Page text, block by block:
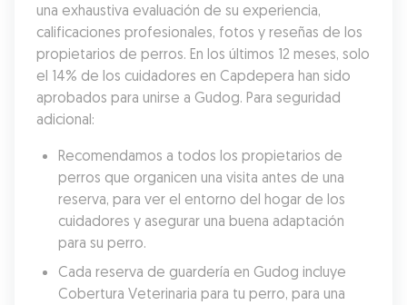
una exhaustiva evaluación de su experiencia,
calificaciones profesionales, fotos y reseñas de los
propietarios de perros. En los últimos 12 meses, solo
el 14% de los cuidadores en Capdepera han sido
aprobados para unirse a Gudog. Para seguridad
adicional:
Recomendamos a todos los propietarios de
perros que organicen una visita antes de una
reserva, para ver el entorno del hogar de los
cuidadores y asegurar una buena adaptación
para su perro.
Cada reserva de guardería en Gudog incluye
Cobertura Veterinaria para tu perro, para una